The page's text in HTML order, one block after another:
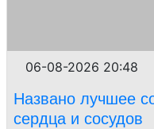
06-08-2026 20:48
Названо лучшее
сердца и сосудов